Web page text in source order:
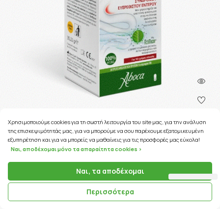
220 Coins
ΚΩΔΙΚΟΣ ΠΡΟΪΟΝΤΟΣ:23761
Aboca Colilen IBS Συμπλήρωμα Για Τη θεραπεία Του
Ευερέθιστου Εντέρου 6 …
22.02€
Χρησιμοποιούμε cookies για τη σωστή λειτουργία του site μας, για την ανάλυση
της επισκεψιμότητάς μας, για να μπορούμε να σου παρέχουμε εξατομικευμένη
εξυπηρέτηση και για να μπορείς να μαθαίνεις για τις προσφορές μας εύκολα!
Ναι, αποδέχομαι μόνο τα απαραίτητα cookies >
Ναι, τα αποδέχομαι
Περισσότερα